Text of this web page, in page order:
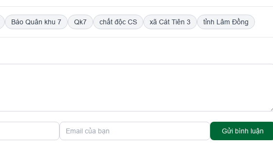
Báo Quân khu 7 Qk7 chất độc CS xã Cát Tiên 3 tỉnh Lâm Đồng
Gửi bình luận